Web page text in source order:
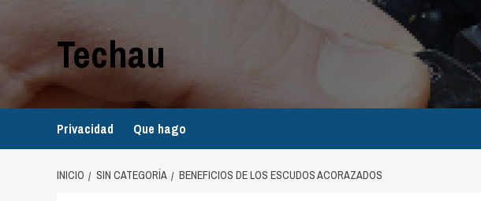
Techau
Privacidad Que hago
INICIO SIN CATEGORÍA BENEFICIOS DE LOS ESCUDOS ACORAZADOS